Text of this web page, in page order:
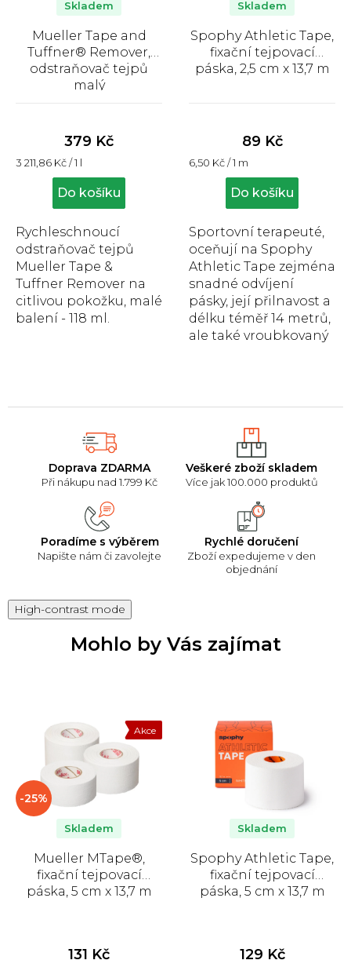
Doprava ZDARMA
Při nákupu nad 1.799 Kč
Veškeré zboží skladem
Více jak 100.000 produktů
Poradíme s výběrem
Napište nám či zavolejte
Rychlé doručení
Zboží expedujeme v den
objednání
Mueller Tape and
Tuffner® Remover,
odstraňovač tejpů
malý
produktu
4,9
z
hvězdiček.
Skladem
379 Kč
Měrná
3 211,86 Kč / 1 l
Do košíku
Rychleschnoucí
odstraňovač tejpů
Mueller Tape &
Tuffner Remover na
citlivou pokožku, malé
balení - 118 ml.
Spophy Athletic Tape,
fixační tejpovací
páska, 2,5 cm x 13,7 m
produktu
4,9
z
hvězdiček.
Skladem
89 Kč
Měrná
6,50 Kč / 1 m
Do košíku
Sportovní terapeuté,
oceňují na Spophy
Athletic Tape zejména
snadné odvíjení
pásky, její přilnavost a
délku téměř 14 metrů,
ale také vroubkovaný
High-contrast mode
Mohlo by Vás zajímat
Akce
-25%
Mueller MTape®,
fixační tejpovací
páska, 5 cm x 13,7 m
Skladem
131 Kč
Spophy Athletic Tape,
fixační tejpovací
páska, 5 cm x 13,7 m
Skladem
129 Kč